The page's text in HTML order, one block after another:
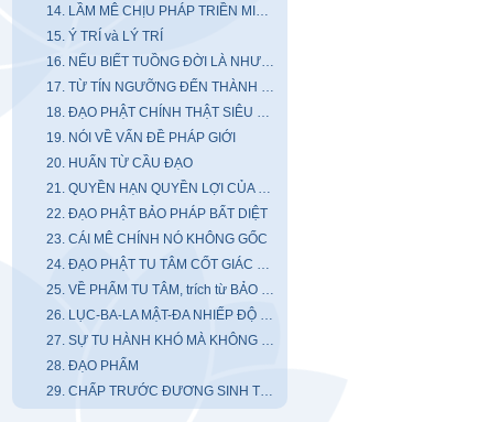
14. LẦM MÊ CHỊU PHÁP TRIỀN MIÊN...
15. Ý TRÍ và LÝ TRÍ
16. NẾU BIẾT TUỒNG ĐỜI LÀ NHƯ THẾ...
17. TỪ TÍN NGƯỠNG ĐẾN THÀNH TÂM
18. ĐẠO PHẬT CHÍNH THẬT SIÊU ĐẲNG
19. NÓI VỀ VẤN ĐỀ PHÁP GIỚI
20. HUẤN TỪ CẦU ĐẠO
21. QUYỀN HẠN QUYỀN LỢI CỦA BẬC TU
22. ĐẠO PHẬT BẢO PHÁP BẤT DIỆT
23. CÁI MÊ CHÍNH NÓ KHÔNG GỐC
24. ĐẠO PHẬT TU TÂM CỐT GIÁC TÂM
25. VỀ PHẨM TU TÂM, trích từ BẢO PHẨM XUẤT THẾ CHƠN KINH
26. LỤC-BA-LA MẬT-ĐA NHIẾP ĐỘ LỤC-ĐẠO
27. SỰ TU HÀNH KHÓ MÀ KHÔNG KHÓ...
28. ĐẠO PHẨM
29. CHẤP TRƯỚC ĐƯƠNG SINH THỌ NGÃ